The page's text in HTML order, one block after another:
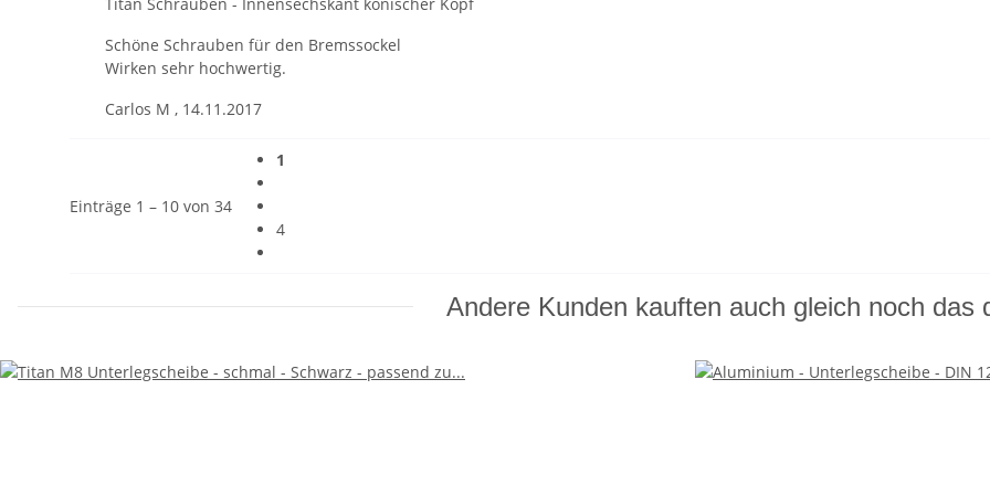
Schöne Schrauben für den Bremssockel
Wirken sehr hochwertig.
Carlos M , 14.11.2017
Einträge 1 – 10 von 34
1
4
Andere Kunden kauften auch gleich noch das